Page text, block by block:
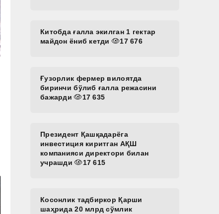
Китобда ғалла экилган 1 гектар
майдон ёниб кетди
17 676
Ғузорлик фермер вилоятда
биринчи бўлиб ғалла режасини
бажарди
17 635
Президент Қашқадарёга
инвестиция киритган АҚШ
компанияси директори билан
учрашди
17 615
Косонлик тадбиркор Қарши
шаҳрида 20 млрд сўмлик